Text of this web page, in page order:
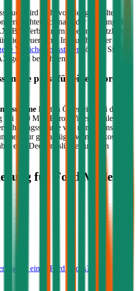
wird nicht von der gewählten
richtet sich nach der Leistung (PS
. Bei Verbrennern spielen zusätzlich
die Steuerhöhe. Im durchblicker
Versicherungssteuer
können Sie die
genau berechnen.
passt für einen Ford
liegt in Österreich bei der
bei 7,79 Mio. Euro. Wir empfehlen für
von mindestens 20
nur geringfügig weniger kosten
eine Deckungslücke auftreten
für Ford Modelle
für einen Ford Focus?